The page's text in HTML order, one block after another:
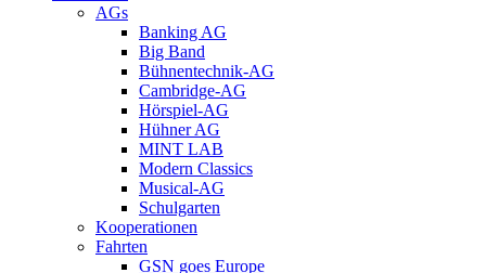
AGs
Banking AG
Big Band
Bühnentechnik-AG
Cambridge-AG
Hörspiel-AG
Hühner AG
MINT LAB
Modern Classics
Musical-AG
Schulgarten
Kooperationen
Fahrten
GSN goes Europe